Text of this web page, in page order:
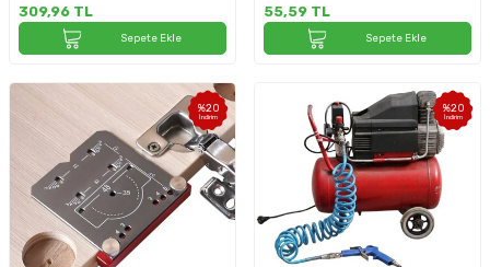
309,96 TL
Sepete Ekle
55,59 TL
Sepete Ekle
%20
İndirim
%20
İndirim